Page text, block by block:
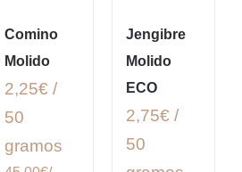
Comino
Molido
2,25€ /
50
gramos
Jengibre
Molido
ECO
2,75€ /
50